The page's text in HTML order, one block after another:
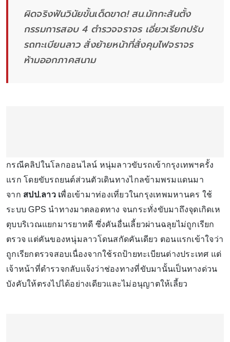
ผิดจริงฟันวินัยขั้นเด็ดขาด! สน.มักกะสันตั้ง
กรรมการสอบ 4 ตำรวจจราจร เอี่ยวเรียกปรับ
รถทะเบียนลาว สั่งย้ายหน้าที่สั่งคุมไฟจราจร
ห้ามออกภาคสนาม
กรณีคลิปในโลกออนไลน์ หนุ่มลาวขับรถเข้ากรุงเทพฯครั้ง
แรก โดยขับรถยนต์ส่วนตัวเดินทางไกลข้ามพรมแดนมา
จาก สปป.ลาว เพื่อเข้ามาท่องเที่ยวในกรุงเทพมหานคร ใช้
ระบบ GPS นำทางมาตลอดทาง จนกระทั่งขับมาถึงจุดเกิดเห
ตุบบริเวณแยกมารยาทดี ซึ่งคันอื่นเลี้ยวผ่านฉลุยไม่ถูกเรียก
ตรวจ แต่คันของหนุ่มลาวโดนสกัดคันเดียว ตอนแรกเข้าใจว่า
ถูกเรียกตรวจสอบเนื่องจากใช้รถป้ายทะเบียนต่างประเทศ แต่
เจ้าหน้าที่ตำรวจกลับแจ้งว่าช่องทางที่ขับมานั้นเป็นทางด่วน
บังคับให้ตรงไปได้อย่างเดียวและไม่อนุญาตให้เลี้ยว